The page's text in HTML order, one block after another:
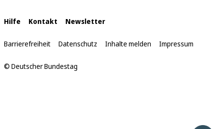
Interne
Links
Hilfe Kontakt Newsletter
Barrierefreiheit Datenschutz Inhalte melden Impressum
© Deutscher Bundestag